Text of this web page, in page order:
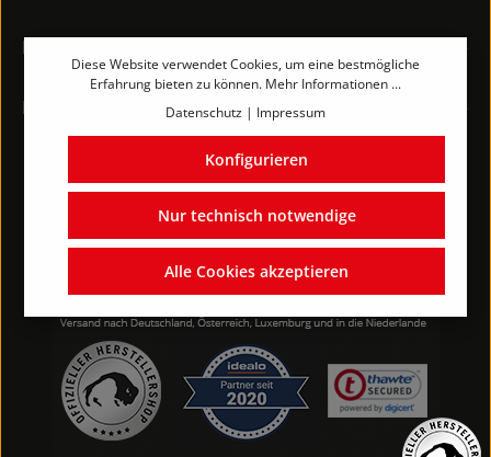
Rechtliches
Kontakt
Diese Website verwendet Cookies, um eine bestmögliche
Erfahrung bieten zu können. Mehr Informationen ...
Datenschutz | Impressum
Nur technisch notwendige
Konfigurieren
Alle Cookies akzeptieren